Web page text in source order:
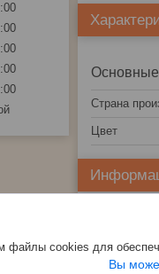
Основные
Страна
Цвет
файлы cookies для
Вы